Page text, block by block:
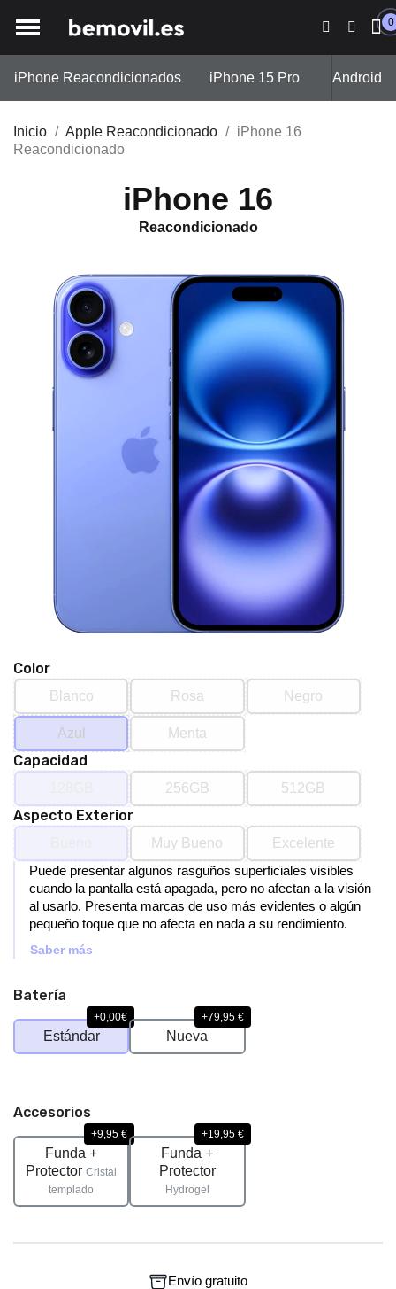
0
iPhone Reacondicionados iPhone 15 Pro iPhone 13
Android
Inicio Apple Reacondicionado
iPhone 16
Reacondicionado
iPhone 16
Reacondicionado
Color
Blanco Rosa Negro
Azul Menta
Capacidad
256GB 512GB
Aspecto Exterior
Muy Bueno
Excelente
Puede presentar algunos rasguños superficiales visibles
cuando la pantalla está apagada, pero no afectan a la visión
al usarlo. Presenta marcas de uso más evidentes o algún
pequeño toque que no afecta en nada a su rendimiento.
Saber más
Batería
Estándar
+0,00€
Nueva
+79,95 €
Accesorios
Funda +
ProtectorCristal
templado
+9,95 €
Funda +
Protector
Hydrogel
+19,95 €
Envío gratuito